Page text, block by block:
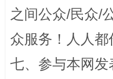
之间公众/民众/
众服务！人人都
七、参与本网